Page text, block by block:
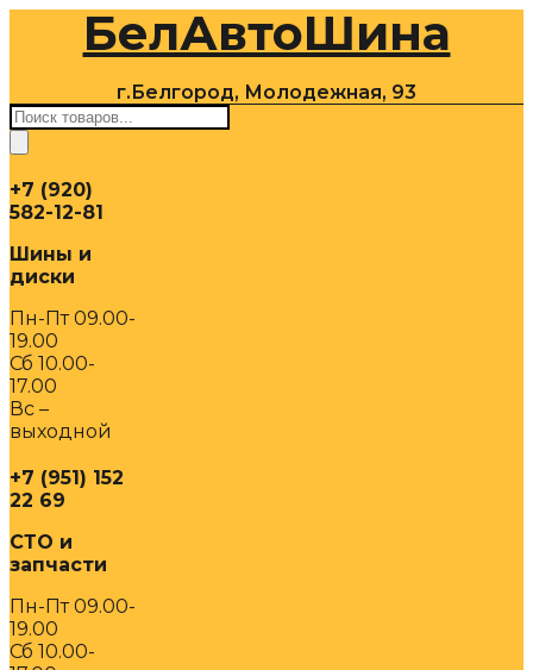
содержимомуБелАвтоШина
г.Белгород, Молодежная, 93
Поиск
товаров
+7 (920)
582-12-81
Шины и
диски
Пн-Пт 09.00-
19.00
Сб 10.00-
17.00
Вс –
выходной
+7 (951) 152
22 69
СТО и
запчасти
Пн-Пт 09.00-
19.00
Сб 10.00-